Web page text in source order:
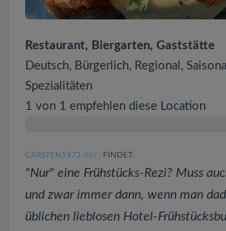
Restaurant, Biergarten, Gaststätte
Deutsch, Bürgerlich, Regional,
Spezialitäten
1 von 1 empfehlen diese Location
CARSTEN1972 (517 ) FINDET:
"Nur" eine Frühstücks-Rezi? Muss
und zwar immer dann, wenn man
üblichen lieblosen Hotel-